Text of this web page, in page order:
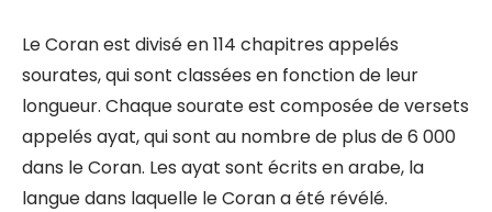
Le Coran est divisé en 114 chapitres appelés
sourates, qui sont classées en fonction de leur
longueur. Chaque sourate est composée de versets
appelés ayat, qui sont au nombre de plus de 6 000
dans le Coran. Les ayat sont écrits en arabe, la
langue dans laquelle le Coran a été révélé.